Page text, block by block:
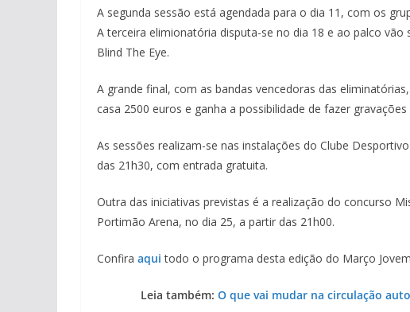
A segunda sessão está agendada para o dia 11, com os
A terceira elimionatória disputa-se no dia 18 e ao palco
Blind The Eye.
A grande final, com as bandas vencedoras das
casa 2500 euros e ganha a possibilidade de fazer
As sessões realizam-se nas instalações do Clube
das 21h30, com entrada gratuita.
Outra das iniciativas previstas é a realização do concurso
Portimão Arena, no dia 25, a partir das 21h00.
Confira aqui todo o programa desta edição do Março
Leia também: O que vai mudar na circulação